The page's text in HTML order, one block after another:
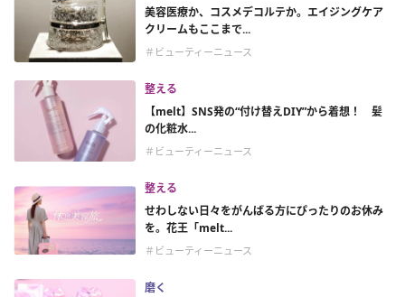
美容医療か、コスメデコルテか。エイジングケア
クリームもここまで...
＃ビューティーニュース
整える
【melt】SNS発の“付け替えDIY”から着想！ 髪
の化粧水...
＃ビューティーニュース
整える
せわしない日々をがんばる方にぴったりのお休み
を。花王「melt...
＃ビューティーニュース
磨く